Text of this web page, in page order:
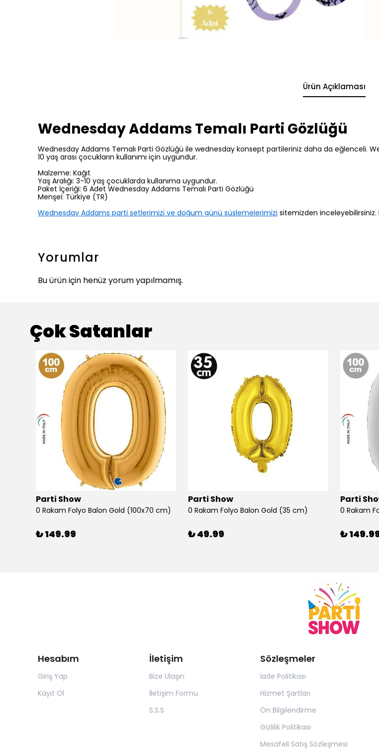
Ürün Açıklaması
Wednesday Addams Temalı Parti Gözlüğü
Wednesday Addams Temalı Parti Gözlüğü ile wednesday konsept partileriniz daha da eğlenceli.
10 yaş arası çocukların kullanımı için uygundur.
Malzeme: Kağıt
Yaş Aralığı: 3-10 yaş çocuklarda kullanıma uygundur.
Paket İçeriği: 6 Adet Wednesday Addams Temalı Parti Gözlüğü
Menşei: Türkiye (TR)
Wednesday Addams parti setlerimizi ve doğum günü süslemelerimizi sitemizden inceleyebilirsiniz.
Yorumlar
Bu ürün için henüz yorum yapılmamış.
Çok Satanlar
Parti Show
0 Rakam Folyo Balon Gold (100x70 cm)
₺ 149.99
Parti Show
0 Rakam Folyo Balon Gold (35 cm)
₺ 49.99
Parti
₺
Hesabım
Giriş Yap
Kayıt Ol
İletişim
Bize Ulaşın
İletişim Formu
S.S.S
Sözleşmeler
İade Politikası
Hizmet Şartları
Ön Bilgilendirme
Gizlilik Politikası
Mesafeli Satış Sözleşmesi